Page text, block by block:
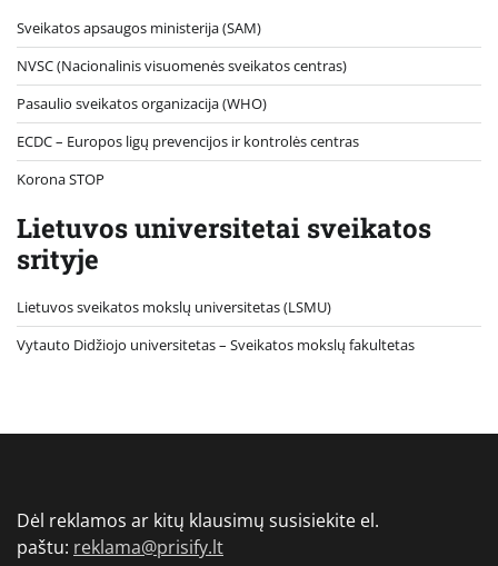
Sveikatos apsaugos ministerija (SAM)
NVSC (Nacionalinis visuomenės sveikatos centras)
Pasaulio sveikatos organizacija (WHO)
ECDC – Europos ligų prevencijos ir kontrolės centras
Korona STOP
Lietuvos universitetai sveikatos
srityje
Lietuvos sveikatos mokslų universitetas (LSMU)
Vytauto Didžiojo universitetas– Sveikatos mokslų fakultetas
Dėl reklamos ar kitų klausimų susisiekite el.
paštu: reklama@prisify.lt